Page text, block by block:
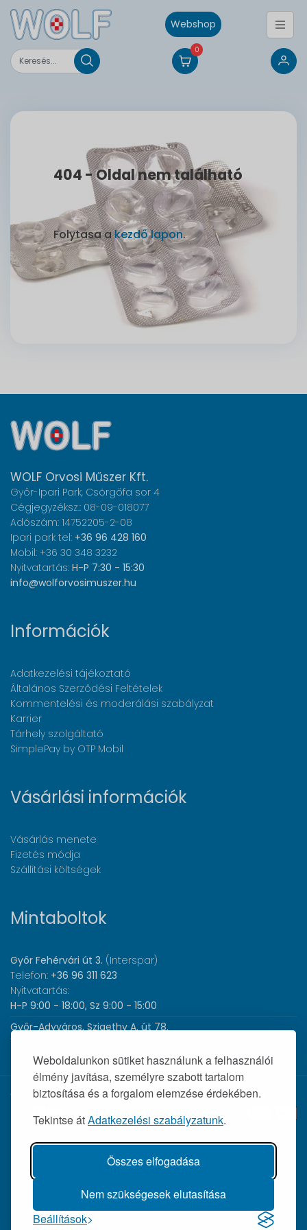
Weboldalunkon sütiket használunk a felhasználói
élmény javítása, személyre szabott tartalom
biztosítása és a forgalom elemzése érdekében.
Tekintse átAdatkezelési szabályzatunk.
Összes elfogadása
Nem szükségesek elutasítása
Beállítások
Webshop
0
404 - Oldal nem található
Folytasa akezdő lapon.
WOLF Orvosi Műszer Kft.
Győr-Ipari Park, Csörgőfa sor 4
Cégjegyzéksz.: 08-09-018077
Adószám: 14752205-2-08
Ipari park tel: +36 96 428 160
Mobil: +36 30 348 3232
Nyitvatartás: H-P 7:30 - 15:30
info@wolforvosimuszer.hu
Információk
Adatkezelési tájékoztató
Általános Szerződési Feltételek
Kommentelési és moderálási szabályzat
Karrier
Tárhely szolgáltató
SimplePay by OTP Mobil
Vásárlási információk
Vásárlás menete
Fizetés módja
Szállítási költségek
Mintaboltok
Győr Fehérvári út 3. (Interspar)
Telefon: +36 96 311 623
Nyitvatartás:
H-P 9:00 - 18:00, Sz 9:00 - 15:00
Győr-Adyváros, Szigethy A. út 78.
Telefon:
Nyitvatartás:H-P 8:00 - 17:00
© 2026 Wolf Orvosi Műszer Kft. |